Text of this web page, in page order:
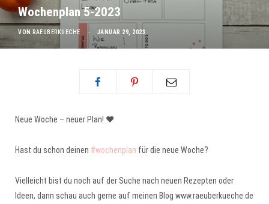
Wochenplan 5-2023
VON RAEUBERKUECHE JANUAR 29, 2023
Neue Woche – neuer Plan! ❤️
Hast du schon deinen #wochenplan für die neue Woche?
Vielleicht bist du noch auf der Suche nach neuen Rezepten oder
Ideen, dann schau auch gerne auf meinen Blog www.raeuberkueche.de